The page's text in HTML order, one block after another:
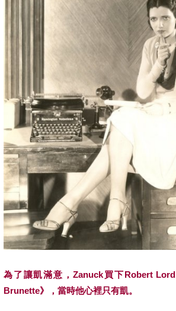
為了讓凱滿意，Zanuck買下Robert Lord
Brunette》，當時他心裡只有凱。